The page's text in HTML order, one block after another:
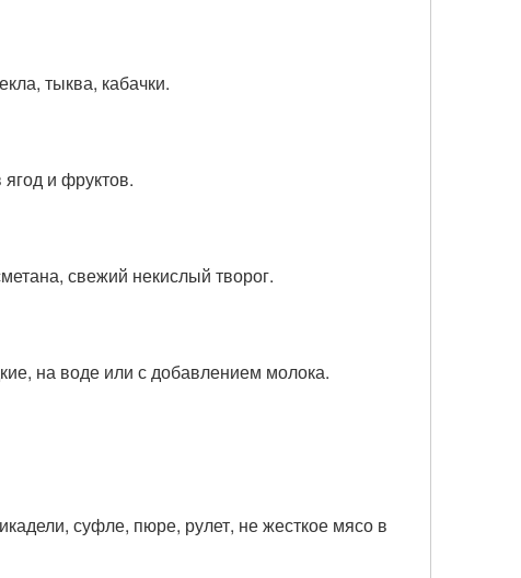
тыква, кабачки.
и фруктов.
свежий некислый творог.
на воде или с добавлением молока.
суфле, пюре, рулет, не жесткое мясо в